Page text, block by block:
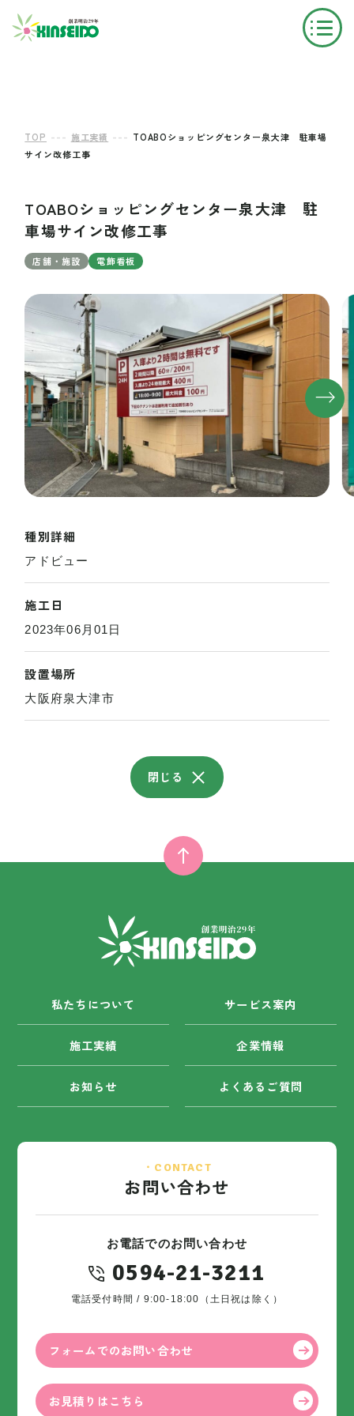
TOP --- 施工実績 --- TOABOショッピングセンター泉大津 駐車場
サイン改修工事
TOABOショッピングセンター泉大津 駐
車場サイン改修工事
店舗・施設 電飾看板
種別詳細
アドビュー
施工日
2023年06月01日
設置場所
大阪府泉大津市
閉じる
私たちについて サービス案内
施工実績 企業情報
お知らせ よくあるご質問
・CONTACT
お問い合わせ
お電話でのお問い合わせ
0594-21-3211
電話受付時間 / 9:00-18:00（土日祝は除く）
フォームでのお問い合わせ
お見積りはこちら